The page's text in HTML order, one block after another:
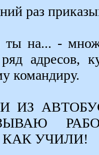
раз
на... -
адресов,
командиру.
ИЗ
УЧИЛИ!